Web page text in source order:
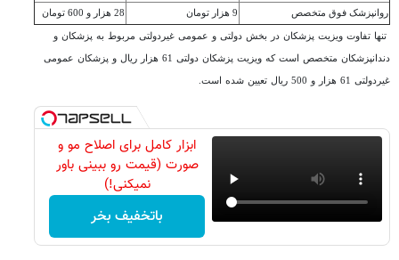
روانپزشک فوق متخصص 9 هزار تومان 28 هزار و 600 تومان
تنها تفاوت ویزیت پزشکان در بخش دولتی و عمومی غیردولتی مربوط به پزشکان و
دندانپزشکان متخصص است که ویزیت پزشکان دولتی 61 هزار ریال و پزشکان عمومی
غیردولتی 61 هزار و 500 ریال تعیین شده است.
ابزار کامل برای اصلاح مو و
صورت (قیمت رو ببینی باور
نمیکنی!)
باتخفیف بخر